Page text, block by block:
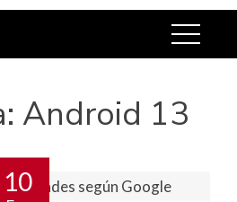
Android 13
10